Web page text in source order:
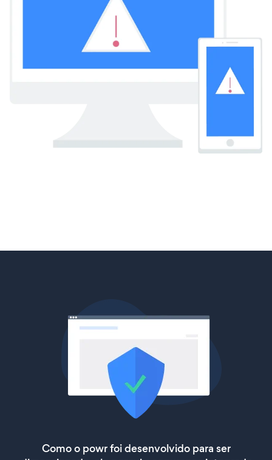
Como o powr foi desenvolvido para ser